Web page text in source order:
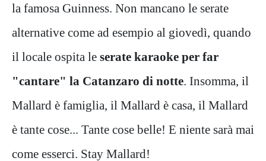
la famosa Guinness. Non mancano le serate
alternative come ad esempio al giovedì, quando
il locale ospita le serate karaoke per far
"cantare" la Catanzaro di notte. Insomma, il
Mallard è famiglia, il Mallard è casa, il Mallard
è tante cose... Tante cose belle! E niente sarà mai
come esserci. Stay Mallard!